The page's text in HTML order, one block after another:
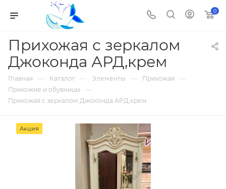
0
Прихожая с зеркалом
Джоконда АРД,крем
Главная — Каталог — Элементы — Прихожая —
Прихожие и обувницы —
Прихожая с зеркалом Джоконда АРД,крем
Акция